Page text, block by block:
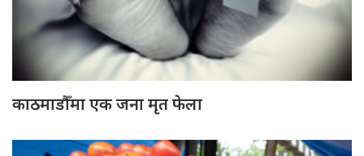
काठमाडौँमा एक जना मृत फेला